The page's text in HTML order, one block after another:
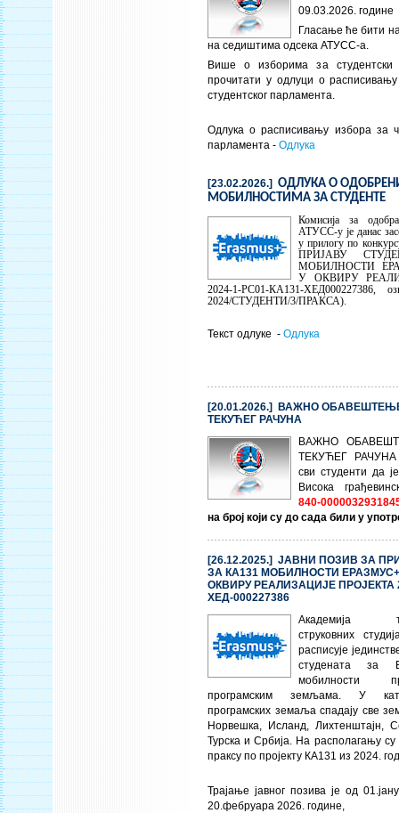
09.03.2026. године
Гласање ће бити
на седиштима одсека АТУСС-а.
Више о изборима за студентски
прочитати у одлуци о
студентског парламента.
Одлука о расписивању избора за
парламента - Одлука
[23.02.2026.] ОДЛУКА О
МОБИЛНОСТИМА ЗА СТУДЕНТЕ
Комисија за
АТУСС-у је данас
у прилогу по
ПРИЈАВУ
МОБИЛНОСТИ
У ОКВИРУ
2024-1-РС01-КА131-ХЕД000227386,
2024/СТУДЕНТИ/3/ПРАКСА).
Текст одлуке - Одлука
[20.01.2026.] ВАЖНО
ТЕКУЋЕГ РАЧУНА
ВАЖНО
ТЕКУЋЕГ РАЧУНА
сви студенти да
Висока
840-
на број који су до сада били у
[26.12.2025.] ЈАВНИ ПОЗИВ ЗА
ЗА КА131 МОБИЛНОСТИ
ОКВИРУ РЕАЛИЗАЦИЈЕ ПРОЈЕКТА
ХЕД-000227386
Академија
струковних
расписује
студената за
мобилности
програмским земљама. У
програмских земаља спадају све
Норвешка, Исланд, Лихтенштајн,
Турска и Србија. На располагању су
праксу по пројекту КА131 из 2024.
Трајање јавног позива је од
20.фебруара 2026. године,